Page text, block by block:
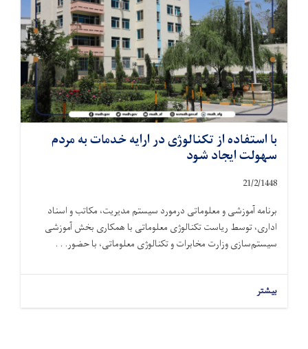
با استفاده از تکنالوژی در ارایه خدمات به مردم
سهولت ایجاد شود
21/2/1448
برنامه آموزشی و معلوماتی درمورد سیستم مدیریت، مکاتب و اسناد
اداری، توسط ریاست تکنالوژی معلوماتی با همکاری بخش آموزشی
سیستم‌سازی وزارت مخابرات و تکنالوژی معلوماتی، با حضور. . .
بیشتر